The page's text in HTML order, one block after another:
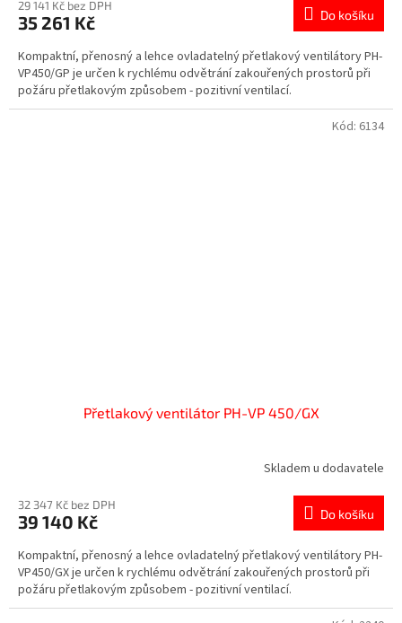
29 141 Kč bez DPH
35 261 Kč Do košíku
Kompaktní, přenosný a lehce ovladatelný přetlakový ventilátory PH-
VP450/GP je určen k rychlému odvětrání zakouřených prostorů při
požáru přetlakovým způsobem - pozitivní ventilací.
Přetlakový ventilátor PH-VP 450/GX
Skladem u dodavatele
32 347 Kč bez DPH
39 140 Kč Do košíku
Kompaktní, přenosný a lehce ovladatelný přetlakový ventilátory PH-
VP450/GX je určen k rychlému odvětrání zakouřených prostorů při
požáru přetlakovým způsobem - pozitivní ventilací.
Kód: 6134